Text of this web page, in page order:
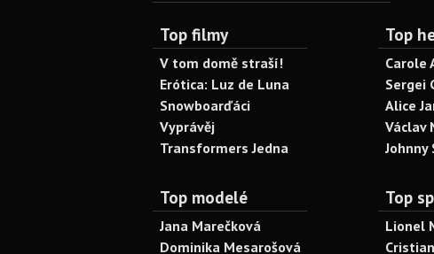
Top filmy
V tom domě straší!
Erótica: Luz de Luna
Snowboarďáci
Vyprávěj
Transformers Jedna
Top
Carole
Sergei
Alice
Václav
Johnny
Top modelé
Jana Marečková
Dominika Mesarošová
Top
Lionel